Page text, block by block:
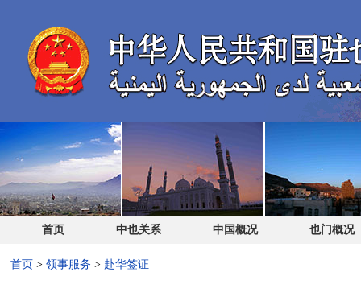
首页 中也关系 中国概况 也门概况
首页 >领事服务 > 赴华签证